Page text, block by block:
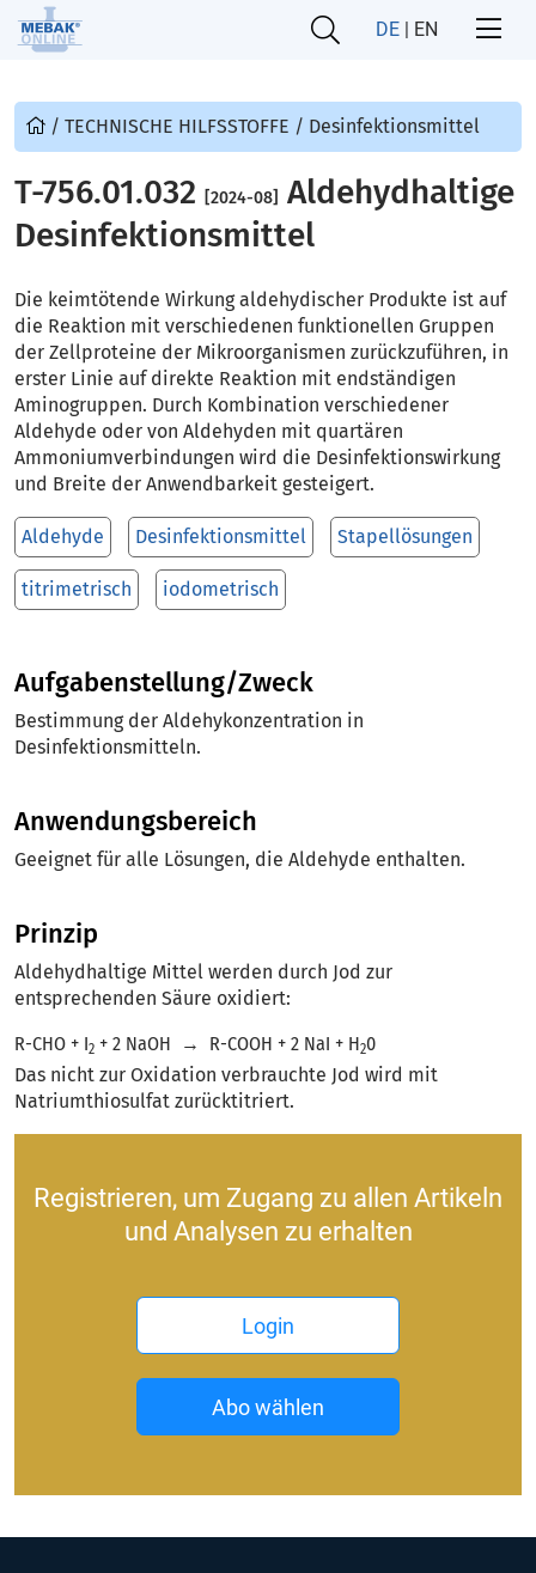
DE | EN
/ TECHNISCHE HILFSSTOFFE / Desinfektionsmittel
T-756.01.032 [2024-08] Aldehydhaltige
Desinfektionsmittel
Die keimtötende Wirkung aldehydischer Produkte ist auf
die Reaktion mit verschiedenen funktionellen Gruppen
der Zellproteine der Mikroorganismen zurückzuführen, in
erster Linie auf direkte Reaktion mit endständigen
Aminogruppen. Durch Kombination verschiedener
Aldehyde oder von Aldehyden mit quartären
Ammoniumverbindungen wird die Desinfektionswirkung
und Breite der Anwendbarkeit gesteigert.
Aldehyde Desinfektionsmittel Stapellösungen
titrimetrisch iodometrisch
Aufgabenstellung/Zweck
Bestimmung der Aldehykonzentration in
Desinfektionsmitteln.
Anwendungsbereich
Geeignet für alle Lösungen, die Aldehyde enthalten.
Prinzip
Aldehydhaltige Mittel werden durch Jod zur
entsprechenden Säure oxidiert:
R-CHO + I2 + 2 NaOH → R-COOH + 2 NaI + H20
Das nicht zur Oxidation verbrauchte Jod wird mit
Natriumthiosulfat zurücktitriert.
Registrieren, um Zugang zu allen Artikeln
und Analysen zu erhalten
Login
Abo wählen